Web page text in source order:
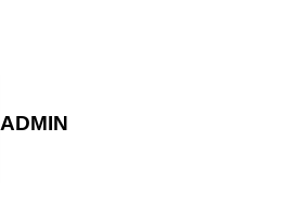
ADMIN